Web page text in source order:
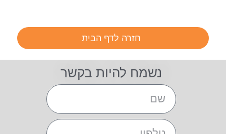
חזרה לדף הבית
נשמח להיות בקשר